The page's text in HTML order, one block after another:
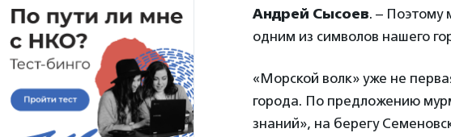
Андрей Сысоев. – Поэтому
одним из символов нашего
«Морской волк» уже не
города. По предложению
знаний», на берегу